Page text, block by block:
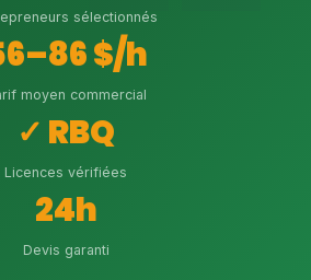
sélectionnés
$/h
moyen commercial
✓ RBQ
Licences vérifiées
24h
Devis garanti